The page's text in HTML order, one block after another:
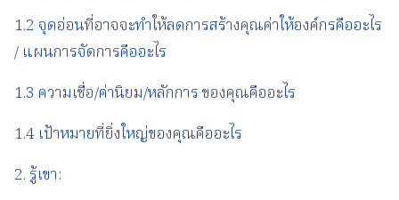
1.2 จุดอ่อนที่อาจจะทำให้ลดการสร้างคุณค่าให้องค์กรคืออะไร
/ แผนการจัดการคืออะไร
1.3 ความเชื่อ/ค่านิยม/หลักการ ของคุณคืออะไร
1.4 เป้าหมายที่ยิ่งใหญ่ของคุณคืออะไร
2. รู้เขา: